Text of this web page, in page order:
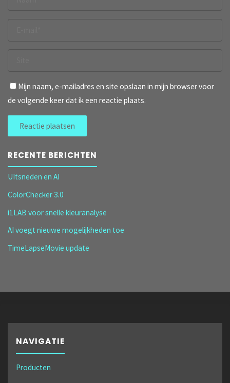
Mijn naam, e-mailadres en site opslaan in mijn browser voor
de volgende keer dat ik een reactie plaats.
RECENTE BERICHTEN
UItsneden en AI
ColorChecker 3.0
i1LAB voor snelle kleuranalyse
AI voegt nieuwe mogelijkheden toe
TimeLapseMovie update
NAVIGATIE
Producten